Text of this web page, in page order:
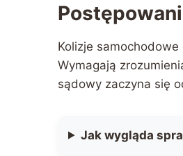
Kolizje
Wymagają
sądowy zaczyna się
Jak wygląda